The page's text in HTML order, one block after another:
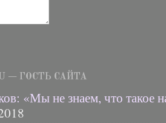
— ГОСТЬ САЙТА
«Мы не знаем, что такое